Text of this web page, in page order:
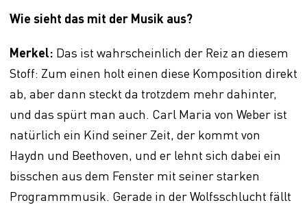
Wie sieht das mit der Musik aus?
Merkel: Das ist wahrscheinlich der Reiz an diesem
Stoff: Zum einen holt einen diese Komposition direkt
ab, aber dann steckt da trotzdem mehr dahinter,
und das spürt man auch. Carl Maria von Weber ist
natürlich ein Kind seiner Zeit, der kommt von
Haydn und Beethoven, und er lehnt sich dabei ein
bisschen aus dem Fenster mit seiner starken
Programmmusik. Gerade in der Wolfsschlucht fällt